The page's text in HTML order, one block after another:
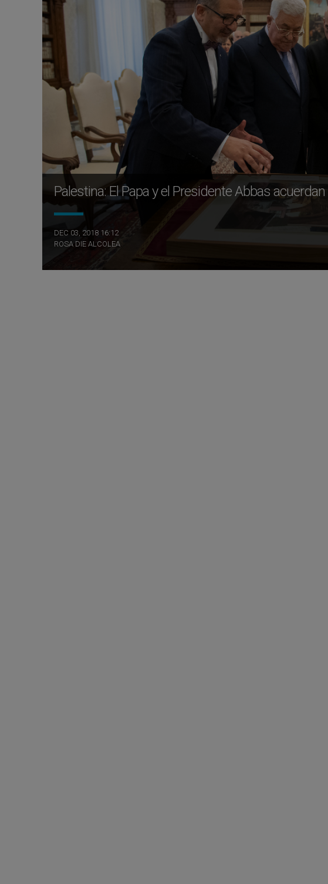
Palestina: El Papa y el Presidente Abbas
DEC 03, 2018 16:12
ROSA DIE ALCOLEA